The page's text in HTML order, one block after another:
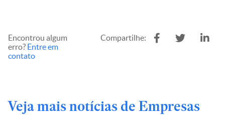
Encontrou algum
erro? Entre em
contato
Compartilhe:
Veja mais notícias de Empresas